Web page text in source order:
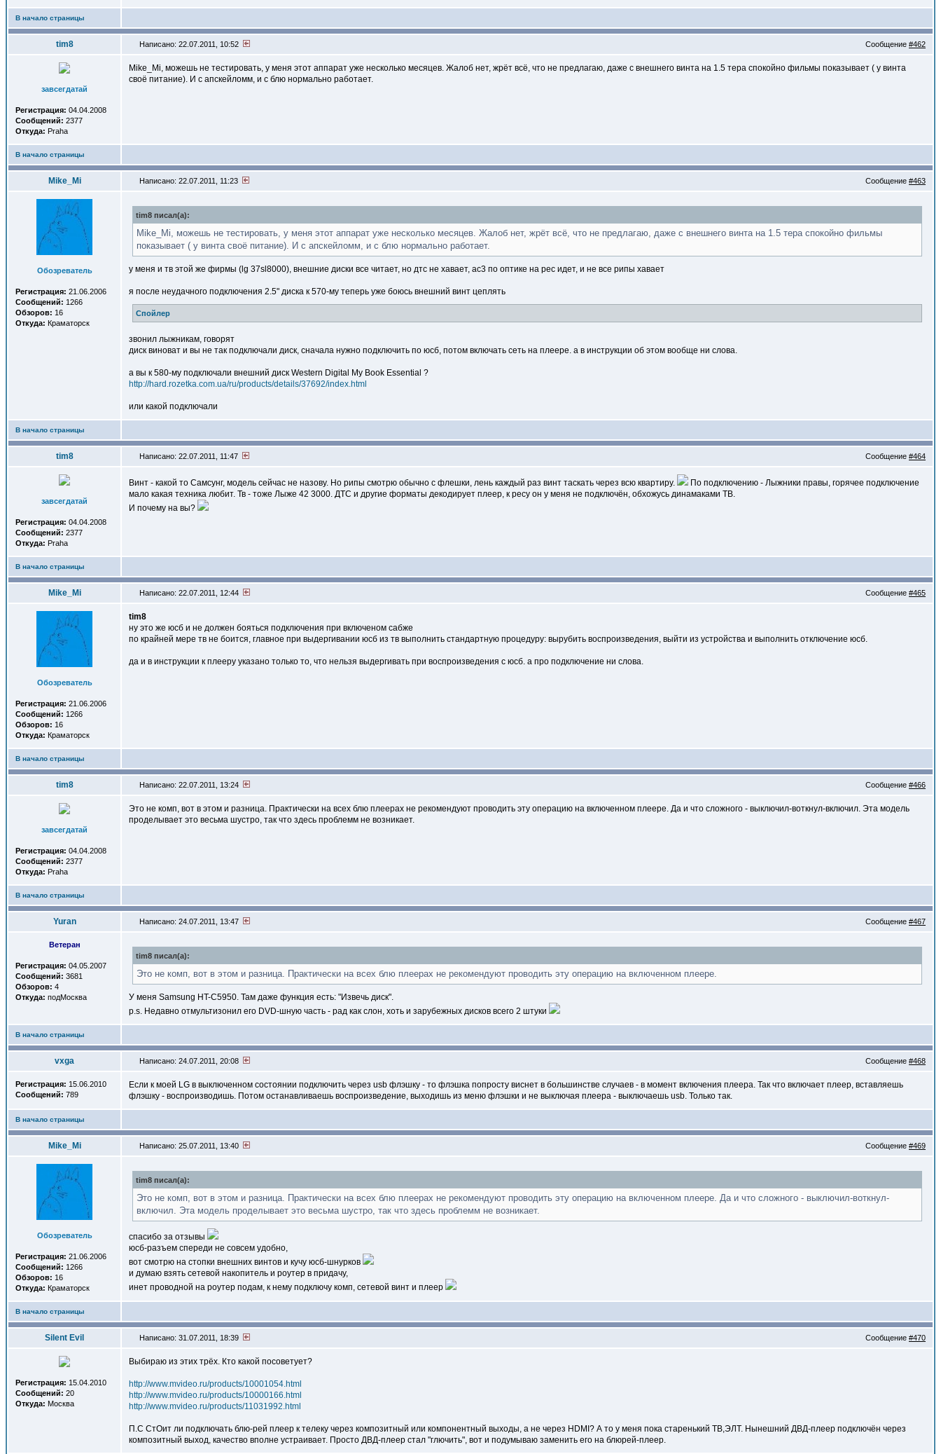
В начало страницы
tim8 Написано: 22.07.2011, 10:52 Сообщение #462
завсегдатай
Регистрация: 04.04.2008
Сообщений: 2377
Откуда: Praha
Mike_Mi, можешь не тестировать, у меня этот аппарат уже несколько месяцев. Жалоб нет, жрёт всё, что не предлагаю, даже с внешнего винта на 1.5 тера спокойно фильмы показывает ( у винта
своё питание). И с апскейломм, и с блю нормально работает.
В начало страницы
Mike_Mi Написано: 22.07.2011, 11:23 Сообщение #463
Обозреватель
Регистрация: 21.06.2006
Сообщений: 1266
Обзоров: 16
Откуда: Краматорск
tim8 писал(a):
Mike_Mi, можешь не тестировать, у меня этот аппарат уже несколько месяцев. Жалоб нет, жрёт всё, что не предлагаю, даже с внешнего винта на 1.5 тера спокойно фильмы
показывает ( у винта своё питание). И с апскейломм, и с блю нормально работает.
у меня и тв этой же фирмы (lg 37sl8000), внешние диски все читает, но дтс не хавает, ac3 по оптике на рес идет, и не все рипы хавает
я после неудачного подключения 2.5" диска к 570-му теперь уже боюсь внешний винт цеплять
Спойлер
звонил лыжникам, говорят
диск виноват и вы не так подключали диск, сначала нужно подключить по юсб, потом включать сеть на плеере. а в инструкции об этом вообще ни слова.
а вы к 580-му подключали внешний диск Western Digital My Book Essential ?
http://hard.rozetka.com.ua/ru/products/details/37692/index.html
или какой подключали
В начало страницы
tim8 Написано: 22.07.2011, 11:47 Сообщение #464
завсегдатай
Регистрация: 04.04.2008
Сообщений: 2377
Откуда: Praha
Винт - какой то Самсунг, модель сейчас не назову. Но рипы смотрю обычно с флешки, лень каждый раз винт таскать через всю квартиру.
По подключению - Лыжники правы, горячее подключение
мало какая техника любит. Тв - тоже Лыже 42 3000. ДТС и другие форматы декодирует плеер, к ресу он у меня не подключён, обхожусь динамаками ТВ.
И почему на вы?
В начало страницы
Mike_Mi Написано: 22.07.2011, 12:44 Сообщение #465
Обозреватель
Регистрация: 21.06.2006
Сообщений: 1266
Обзоров: 16
Откуда: Краматорск
tim8
ну это же юсб и не должен бояться подключения при включеном сабже
по крайней мере тв не боится, главное при выдергивании юсб из тв выполнить стандартную процедуру: вырубить воспроизведения, выйти из устройства и выполнить отключение юсб.
да и в инструкции к плееру указано только то, что нельзя выдергивать при воспроизведения с юсб. а про подключение ни слова.
В начало страницы
tim8 Написано: 22.07.2011, 13:24 Сообщение #466
завсегдатай
Регистрация: 04.04.2008
Сообщений: 2377
Откуда: Praha
Это не комп, вот в этом и разница. Практически на всех блю плеерах не рекомендуют проводить эту операцию на включенном плеере. Да и что сложного - выключил-воткнул-включил. Эта модель
проделывает это весьма шустро, так что здесь проблемм не возникает.
В начало страницы
Yuran Написано: 24.07.2011, 13:47 Сообщение #467
Ветеран
Регистрация: 04.05.2007
Сообщений: 3681
Обзоров: 4
Откуда: подМосква
tim8 писал(a):
Это не комп, вот в этом и разница. Практически на всех блю плеерах не рекомендуют проводить эту операцию на включенном плеере.
У меня Samsung HT-C5950. Там даже функция есть: "Извечь диск".
p.s. Недавно отмультизонил его DVD-шную часть - рад как слон, хоть и зарубежных дисков всего 2 штуки
В начало страницы
vxga Написано: 24.07.2011, 20:08 Сообщение #468
Регистрация: 15.06.2010
Сообщений: 789
Если к моей LG в выключенном состоянии подключить через usb флэшку - то флэшка попросту виснет в большинстве случаев - в момент включения плеера. Так что включает плеер, вставляешь
флэшку - воспроизводишь. Потом останавливаешь воспроизведение, выходишь из меню флэшки и не выключая плеера - выключаешь usb. Только так.
В начало страницы
Mike_Mi Написано: 25.07.2011, 13:40 Сообщение #469
Обозреватель
Регистрация: 21.06.2006
Сообщений: 1266
Обзоров: 16
Откуда: Краматорск
tim8 писал(a):
Это не комп, вот в этом и разница. Практически на всех блю плеерах не рекомендуют проводить эту операцию на включенном плеере. Да и что сложного - выключил-воткнул-
включил. Эта модель проделывает это весьма шустро, так что здесь проблемм не возникает.
спасибо за отзывы
юсб-разъем спереди не совсем удобно,
вот смотрю на стопки внешних винтов и кучу юсб-шнурков
и думаю взять сетевой накопитель и роутер в придачу,
инет проводной на роутер подам, к нему подключу комп, сетевой винт и плеер
В начало страницы
Silent Evil Написано: 31.07.2011, 18:39 Сообщение #470
Регистрация: 15.04.2010
Сообщений: 20
Откуда: Москва
Выбираю из этих трёх. Кто какой посоветует?
http://www.mvideo.ru/products/10001054.html
http://www.mvideo.ru/products/10000166.html
http://www.mvideo.ru/products/11031992.html
П.С СтОит ли подключать блю-рей плеер к телеку через композитный или компонентный выходы, а не через HDMI? А то у меня пока старенький ТВ,ЭЛТ. Нынешний ДВД-плеер подключён через
композитный выход, качество вполне устраивает. Просто ДВД-плеер стал "глючить", вот и подумываю заменить его на блюрей-плеер.